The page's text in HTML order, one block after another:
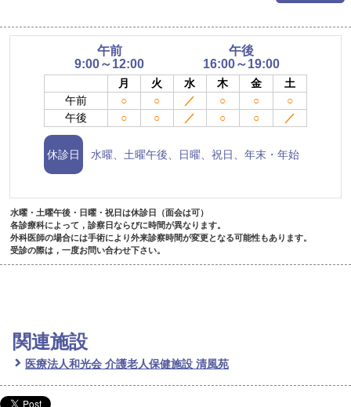
午前
9:00～12:00
午後
16:00～19:00
月 火 水 木 金
土
午前
○ ○ ／ ○ ○
○
午後
○ ○ ／ ○ ○ ／
休診日 水曜、土曜午後、日曜、祝日、年末・年始
水曜・土曜午後・日曜・祝日は休診日（面会は可）
各診療科によって，診察日ならびに時間が異なります。
外科医師の場合には手術により外来診察時間が変更となる可能性もあります。
受診の際は，一度お問い合わせ下さい。
関連施設
医療法人和光会 介護老人保健施設 清風苑